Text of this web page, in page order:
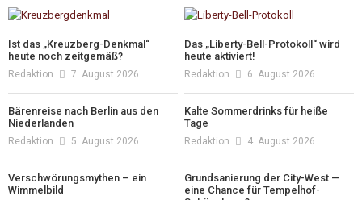
Ist das „Kreuzberg-Denkmal“
heute noch zeitgemäß?
Redaktion 7. August 2026
Das „Liberty-Bell-Protokoll“ wird
heute aktiviert!
Redaktion 6. August 2026
Bärenreise nach Berlin aus den
Niederlanden
Redaktion 5. August 2026
Kalte Sommerdrinks für heiße
Tage
Redaktion 4. August 2026
Verschwörungsmythen – ein
Wimmelbild
Grundsanierung der City-West —
eine Chance für Tempelhof-